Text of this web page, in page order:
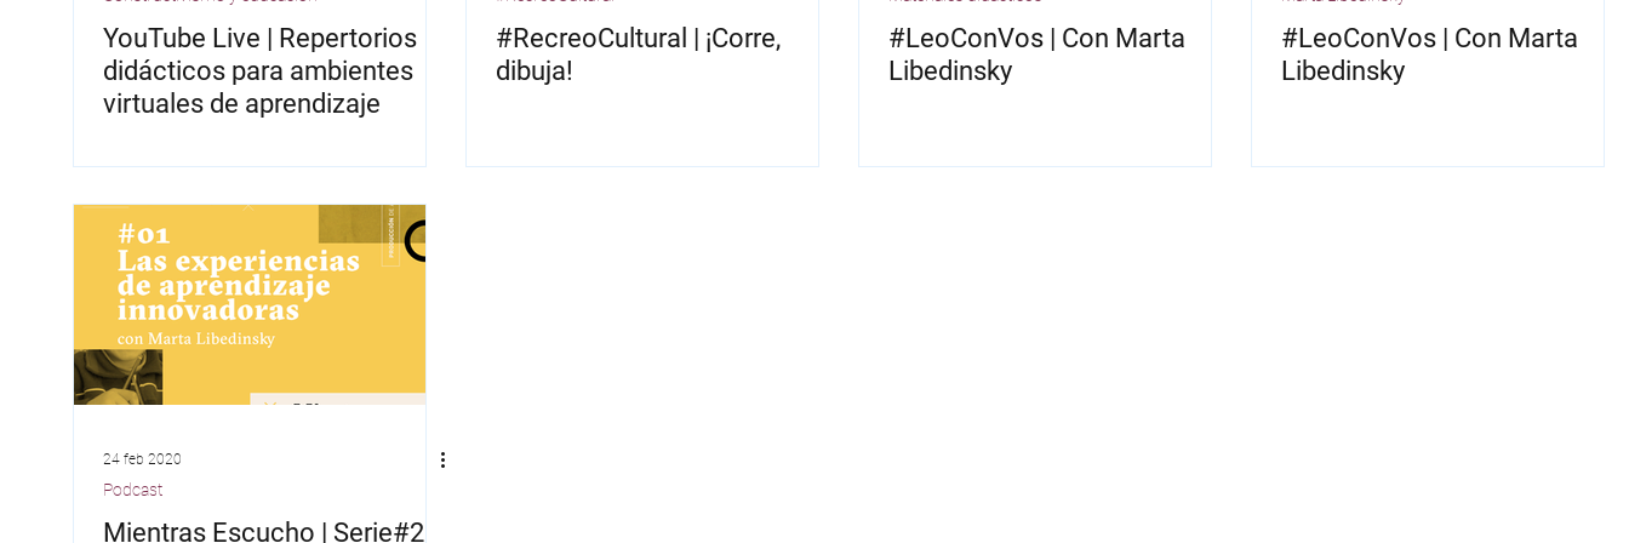
YouTube Live | Repertorios
didácticos para ambientes
virtuales de aprendizaje
#RecreoCultural | ¡Corre,
dibuja!
#LeoConVos | Con Marta
Libedinsky
#LeoConVos | Con Marta
Libedinsky
24 feb 2020
Podcast
Mientras Escucho | Serie#2